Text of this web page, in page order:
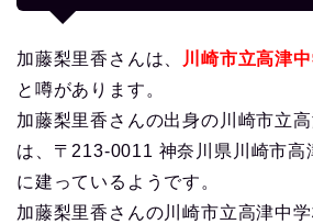
加藤梨里香さんは、 川崎市立高津
と噂があります。
加藤梨里香さんの出身の川崎市立
は、〒213-0011 神奈川県川崎市高
に建っているようです。
加藤梨里香さんの川崎市立高津中